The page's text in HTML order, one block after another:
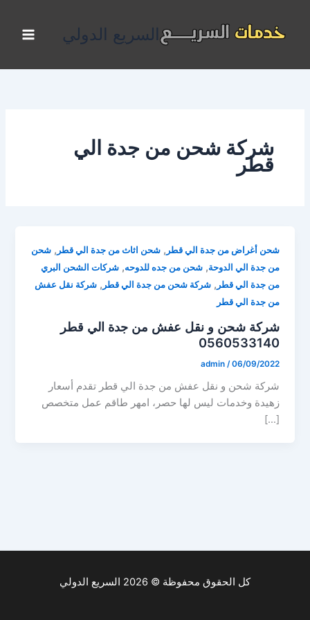
المحتوى
السريع الدولي
شركة شحن من جدة الي
قطر
شحن أغراض من جدة الي قطر ,شحن اثاث من جدة الي قطر ,شحن
من جدة الي الدوحة,شحن من جده للدوحه,شركات الشحن البري
من جدة الي قطر ,شركة شحن من جدة الي قطر ,شركة نقل عفش
من جدة الي قطر
شركة شحن و نقل عفش من جدة الي قطر
0560533140
admin /06/09/2022
شركة شحن و نقل عفش من جدة الي قطر تقدم أسعار
زهيدة وخدمات ليس لها حصر، امهر طاقم عمل متخصص
[…]
كل الحقوق محفوظة © 2026 السريع الدولي